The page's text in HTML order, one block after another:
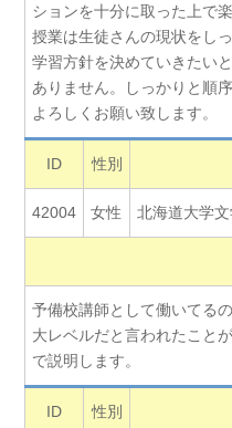
ションを十分に取った上で
授業は生徒さんの現状をし
学習方針を決めていきたい
ありません。しっかりと順
よろしくお願い致します。
ID 性別
42004 女性 北海道大学
予備校講師として働いてる
大レベルだと言われたこと
で説明します。
ID 性別